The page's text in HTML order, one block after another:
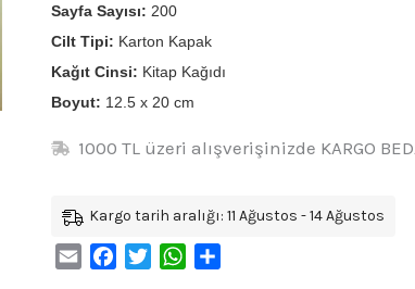
Sayfa Sayısı: 200
Cilt Tipi: Karton Kapak
Kağıt Cinsi: Kitap Kağıdı
Boyut: 12.5 x 20 cm
1000 TL üzeri alışverişinizde KARGO
Kargo tarih aralığı: 11 Ağustos - 14 Ağustos
Email FacebookTwitterWhatsApp